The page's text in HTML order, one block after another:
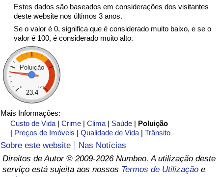
Estes dados são baseados em considerações dos visitantes
deste website nos últimos 3 anos.
Se o valor é 0, significa que é considerado muito baixo, e se o
valor é 100, é considerado muito alto.
Poluição
0 120
23.4
Mais Informações:
Custo de Vida |Crime |Clima | Saúde | Poluição
| Preços de Imóveis |Qualidade de Vida |Trânsito
Sobre este website
Nas Notícias
Direitos de Autor © 2009-2026 Numbeo. A utilização deste
serviço está sujeita aos nossos Termos de Utilização e
Indicador de Trânsito (Atual)
Indicador de Trânsito por País